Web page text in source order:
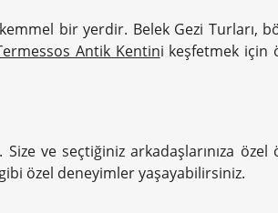
bir yerdir. Belek Gezi Turları,
Antik Kentini keşfetmek için
ve seçtiğiniz arkadaşlarınıza
özel deneyimler yaşayabilirsiniz.